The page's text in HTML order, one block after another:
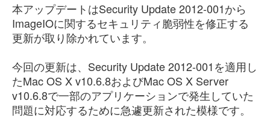
本アップデートはSecurity Update 2012-001から
ImageIOに関するセキュリティ脆弱性を修正する
更新が取り除かれています。
今回の更新は、Security Update 2012-001を適用し
たMac OS X v10.6.8およびMac OS X Server
v10.6.8で一部のアプリケーションで発生していた
問題に対応するために急遽更新された模様です。